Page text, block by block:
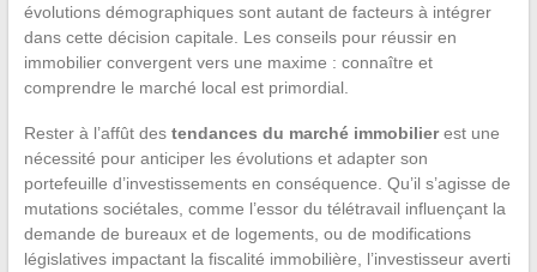
évolutions démographiques sont autant de facteurs à intégrer
dans cette décision capitale. Les conseils pour réussir en
immobilier convergent vers une maxime : connaître et
comprendre le marché local est primordial.
Rester à l’affût des tendances du marché immobilierest une
nécessité pour anticiper les évolutions et adapter son
portefeuille d’investissements en conséquence. Qu’il s’agisse de
mutations sociétales, comme l’essor du télétravail influençant la
demande de bureaux et de logements, ou de modifications
législatives impactant la fiscalité immobilière, l’investisseur averti